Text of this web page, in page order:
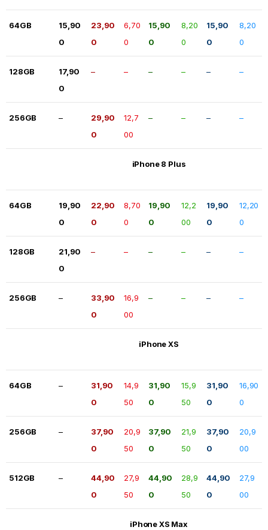
64GB
15,90
0
23,90
0
6,70
0
15,90
0
8,20
0
15,90
0
8,20
0
128GB
17,90
0
– – – – – –
256GB –
29,90
0
12,7
00
– – – –
iPhone 8 Plus
64GB
19,90
0
22,90
0
8,70
0
19,90
0
12,2
00
19,90
0
12,20
0
128GB
21,90
0
– – – – – –
256GB –
33,90
0
16,9
00
– – – –
iPhone XS
64GB –
31,90
0
14,9
50
31,90
0
15,9
50
31,90
0
16,90
0
256GB –
37,90
0
20,9
50
37,90
0
21,9
50
37,90
0
20,9
00
512GB –
44,90
0
27,9
50
44,90
0
28,9
50
44,90
0
27,9
00
iPhone XS Max